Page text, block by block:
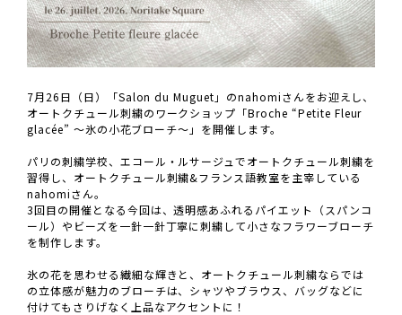
7月26日（日）「Salon du Muguet」のnahomiさんをお迎えし、
オートクチュール刺繍のワークショップ「Broche “Petite Fleur
glacée” ～氷の小花ブローチ～」を開催します。
パリの刺繍学校、エコール・ルサージュでオートクチュール刺繍を
習得し、オートクチュール刺繍&フランス語教室を主宰している
nahomiさん。
3回目の開催となる今回は、透明感あふれるパイエット（スパンコ
ール）やビーズを一針一針丁寧に刺繍して小さなフラワーブローチ
を制作します。
氷の花を思わせる繊細な輝きと、オートクチュール刺繍ならでは
の立体感が魅力のブローチは、シャツやブラウス、バッグなどに
付けてもさりげなく上品なアクセントに！